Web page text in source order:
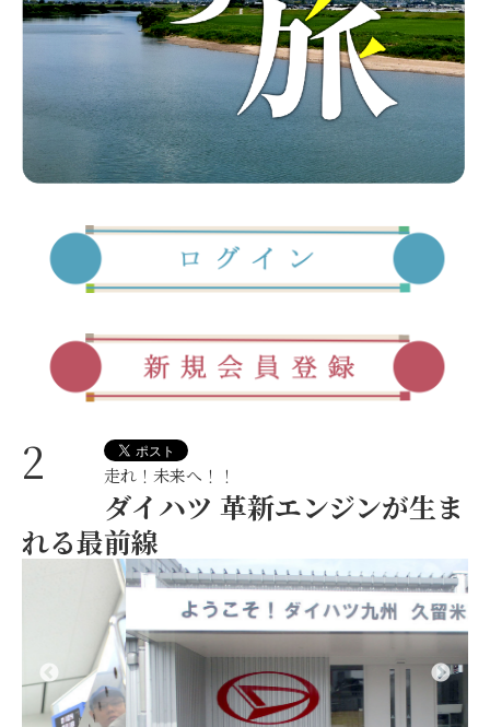
2 走れ！未来へ！！
ダイハツ 革新エンジンが生ま
れる最前線